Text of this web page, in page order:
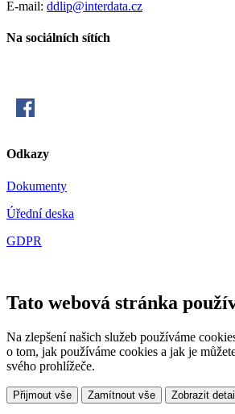
E-mail: ddlip@interdata.cz
Na sociálních sítích
Odkazy
Dokumenty
Úřední deska
GDPR
Tato webová stránka
Na zlepšení našich služeb používáme
o tom, jak používáme cookies a jak je
svého prohlížeče.
Přijmout vše Zamítnout vše Zobrazit